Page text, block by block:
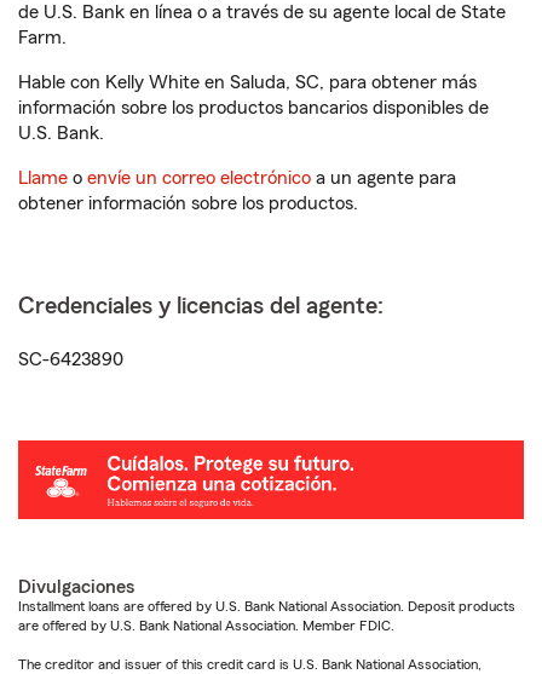
de U.S. Bank en línea o a través de su agente local de State
Farm.
Hable con Kelly White en Saluda, SC, para obtener más
información sobre los productos bancarios disponibles de
U.S. Bank.
Llame o envíe un correo electrónico a un agente para
obtener información sobre los productos.
Credenciales y licencias del agente:
SC-6423890
Divulgaciones
Installment loans are offered by U.S. Bank National Association. Deposit products
are offered by U.S. Bank National Association. Member FDIC.
The creditor and issuer of this credit card is U.S. Bank National Association,